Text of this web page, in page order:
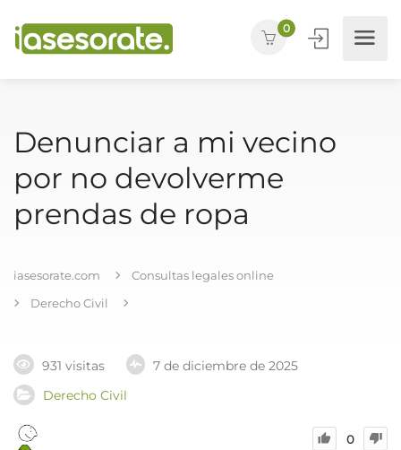
0
Denunciar a mi vecino
por no devolverme
prendas de ropa
iasesorate.com
Consultas legales online
Derecho Civil
931 visitas
7 de diciembre de 2025
Derecho Civil
0